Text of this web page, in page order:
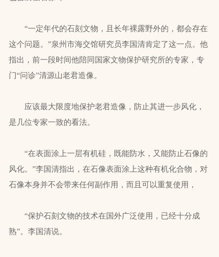
“一定年代的石刻文物，且长年裸露野外的，都会存在
这个问题。”泉州市海交馆研究员李国清肯定了这一点。他
指出，前一段时间他陪同国家文物保护研究所的专家，专
门“问诊”清源山老君造像。
应该最大限度地保护老君造像，防止其进一步风化，
是几位专家一致的看法。
“在表面涂上一层有机硅，既能防水，又能防止石像的
风化。”李国清指出，在石像表面涂上这种有机化合物，对
石像本身并不会带来任何副作用，而且可以重复使用，
“保护石刻文物的技术在国外广泛使用，已经十分成
熟”。李国清说。